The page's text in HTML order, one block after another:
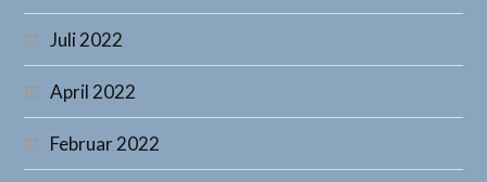
Juli 2022
April 2022
Februar 2022